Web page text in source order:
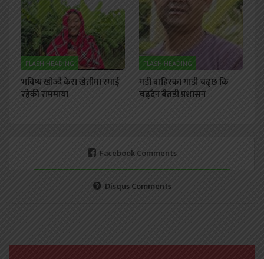
FLASH HEADING
भविष्य खोज्दै केरा खेतीमा रमाई
रहेकी राममाया
FLASH HEADING
गडी बाहिरका गाडी चढ्छ कि
चढ्दैन बैतडी प्रशासन
Facebook Comments
Disqus Comments